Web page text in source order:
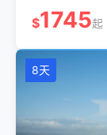
$1745起
8天